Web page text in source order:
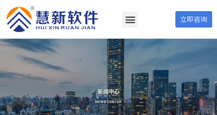
立即咨询